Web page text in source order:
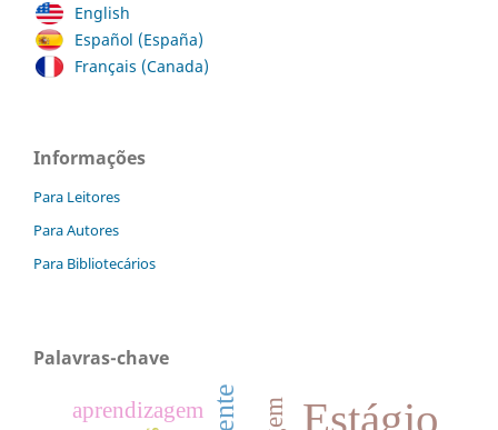
English
Español (España)
Français (Canada)
Informações
Para Leitores
Para Autores
Para Bibliotecários
Palavras-chave
Estágio
aprendizagem